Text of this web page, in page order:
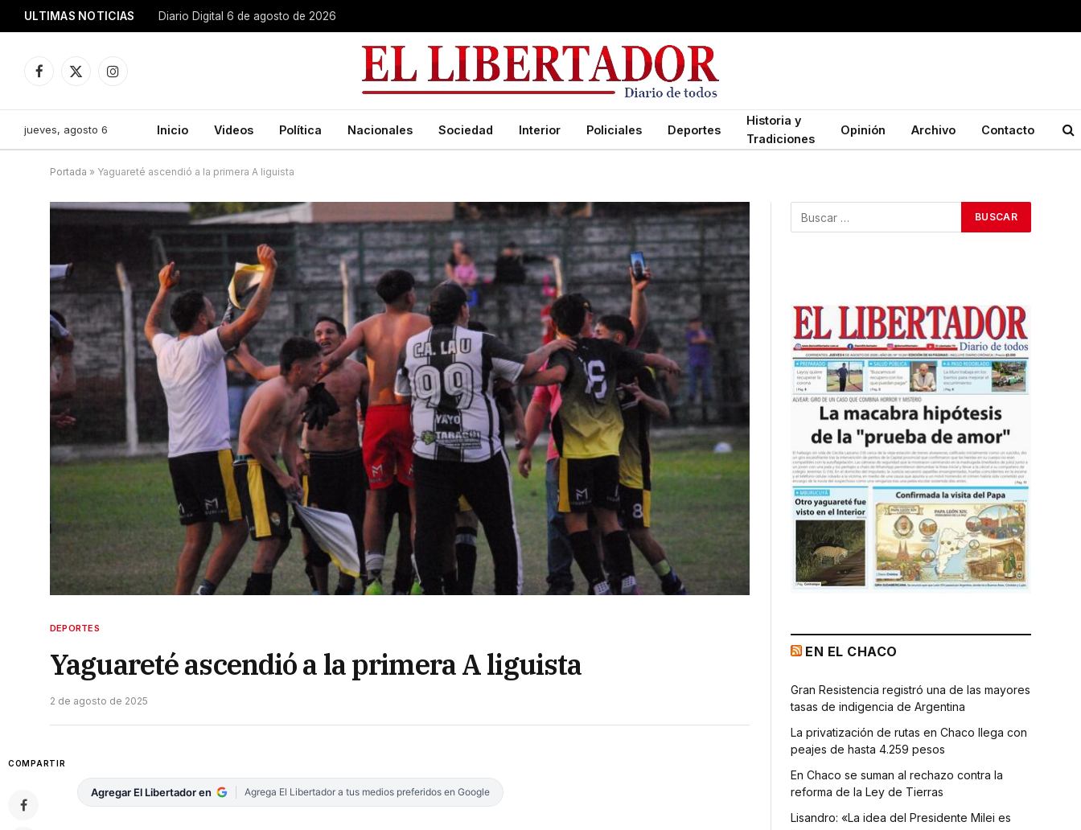
ULTIMAS NOTICIAS Diario Digital 6 de agosto de 2026
Facebook
X
Instagram
jueves, agosto 6 Inicio Videos Política Nacionales Sociedad Interior Policiales Deportes
Historia y
Tradiciones
Opinión Archivo Contacto
Portada » Yaguareté ascendió a la primera A liguista
DEPORTES
Yaguareté ascendió a la primera A liguista
2 de agosto de 2025
COMPARTIR
Agregar El Libertador en Agrega El Libertador a tus medios preferidos en Google
EN EL CHACO
Gran Resistencia registró una de las mayores
tasas de indigencia de Argentina
La privatización de rutas en Chaco llega con
peajes de hasta 4.259 pesos
En Chaco se suman al rechazo contra la
reforma de la Ley de Tierras
Lisandro: «La idea del Presidente Milei es